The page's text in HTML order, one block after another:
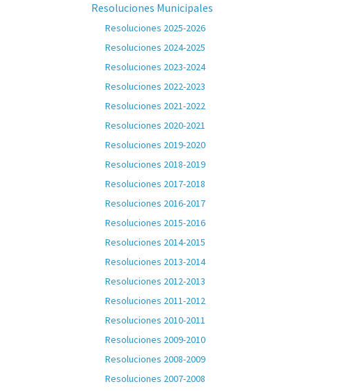
Resoluciones Municipales
Resoluciones 2025-2026
Resoluciones 2024-2025
Resoluciones 2023-2024
Resoluciones 2022-2023
Resoluciones 2021-2022
Resoluciones 2020-2021
Resoluciones 2019-2020
Resoluciones 2018-2019
Resoluciones 2017-2018
Resoluciones 2016-2017
Resoluciones 2015-2016
Resoluciones 2014-2015
Resoluciones 2013-2014
Resoluciones 2012-2013
Resoluciones 2011-2012
Resoluciones 2010-2011
Resoluciones 2009-2010
Resoluciones 2008-2009
Resoluciones 2007-2008